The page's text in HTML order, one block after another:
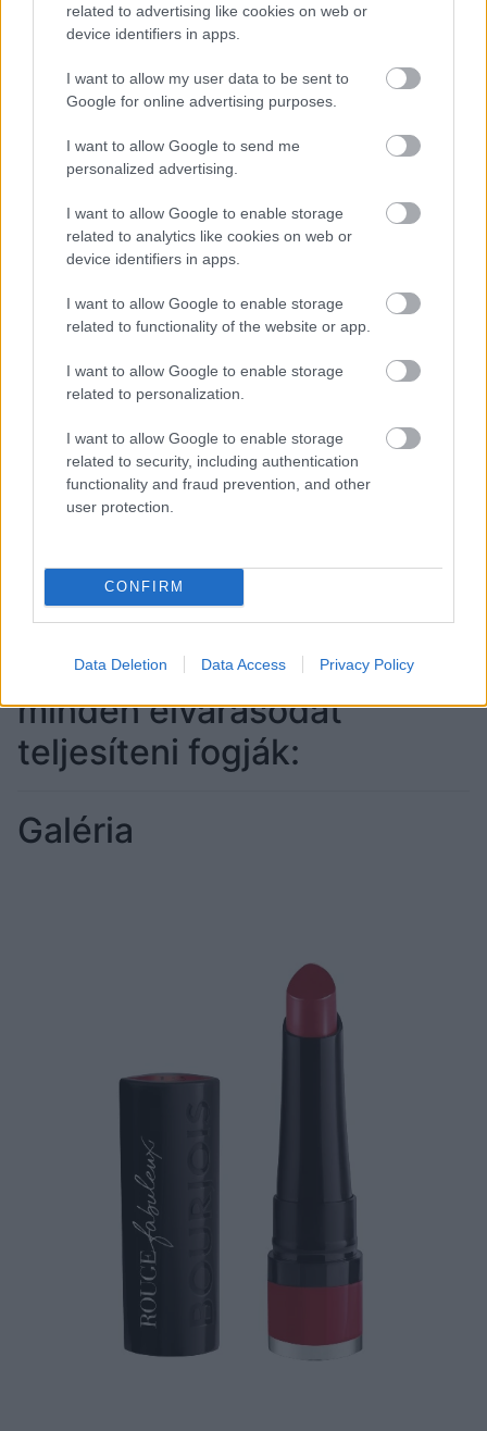
related to advertising like cookies on web or
device identifiers in apps.
I want to allow my user data to be sent to
Google for online advertising purposes.
I want to allow Google to send me
personalized advertising.
I want to allow Google to enable storage
related to analytics like cookies on web or
device identifiers in apps.
I want to allow Google to enable storage
related to functionality of the website or app.
I want to allow Google to enable storage
related to personalization.
I want to allow Google to enable storage
related to security, including authentication
functionality and fraud prevention, and other
user protection.
CONFIRM
Data Deletion Data Access Privacy Policy
Ha a klasszikus formátumú rúzs mellett döntöttél,
mindenképpen javaslunk egy szájceruzát, amivel
precízen megrajzolhatod az ajkak körvonalát,
mielőtt felvinnéd a rúzst! Az applikátoros, folyékony
termékeknél sok esetben erre nincs szükség, de ha
vékony fejű rúzsecsettel az ajkaid pereménél, majd
töltsd ki a hiányzó részeket! Figyelj a szád
formájára, ahol eltérést látsz, egy.két milliméteres
csalással kiküszöbölheted! Ne felejtsd el, hogy
esetben ellenőrizd le.
Ezeket a piros rúzsokat
elérhető áron
beszerezheted, ráadásul
minden elvárásodat
teljesíteni fogják:
Galéria